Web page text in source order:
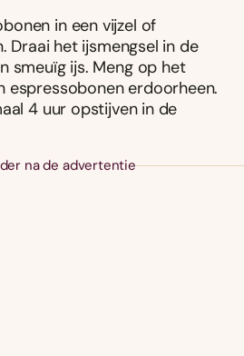
in een vijzel of
Draai het ijsmengsel in de
smeuïg ijs. Meng op het
espressobonen erdoorheen.
4 uur opstijven in de
na de advertentie